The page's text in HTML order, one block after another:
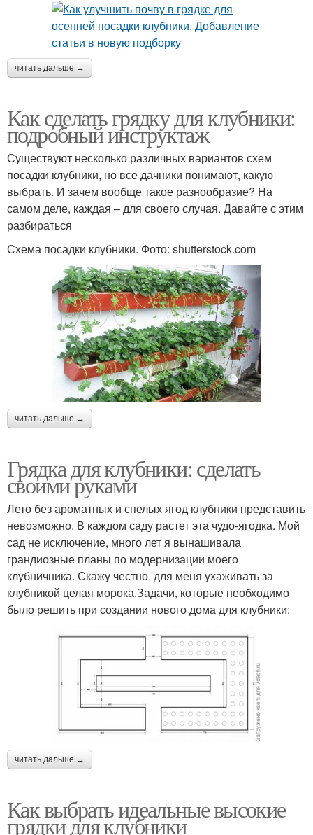
читать дальше →
Как сделать грядку для клубники:
подробный инструктаж
Существуют несколько различных вариантов схем
посадки клубники, но все дачники понимают, какую
выбрать. И зачем вообще такое разнообразие? На
самом деле, каждая – для своего случая. Давайте с этим
разбираться
Схема посадки клубники. Фото: shutterstock.com
читать дальше →
Грядка для клубники: сделать
своими руками
Лето без ароматных и спелых ягод клубники представить
невозможно. В каждом саду растет эта чудо-ягодка. Мой
сад не исключение, много лет я вынашивала
грандиозные планы по модернизации моего
клубничника. Скажу честно, для меня ухаживать за
клубникой целая морока.Задачи, которые необходимо
было решить при создании нового дома для клубники:
читать дальше →
Как выбрать идеальные высокие
грядки для клубники